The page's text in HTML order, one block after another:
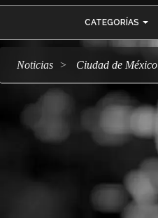
CATEGORÍAS
Noticias Ciudad de México